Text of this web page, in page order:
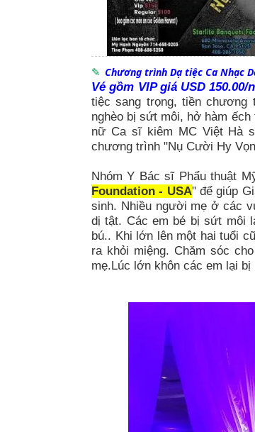
Chương trình Dạ tiệc Ca Nhạc
Vé gồm VIP giá USD
tiệc sang trọng, tiền chương
nghèo bị sứt môi, hở hàm
nữ Ca sĩ kiêm MC Việt Hà
chương trình "Nụ Cười Hy
Nhóm Y Bác sĩ Phẩu thuật
Foundation - USA" để giúp
sinh. Nhiều người mẹ ở các
dị tật. Các em bé bị sứt môi
bú.. Khi lớn lên một hai tuổi
ra khỏi miệng. Chăm sóc
mẹ.Lúc lớn khôn các em lại